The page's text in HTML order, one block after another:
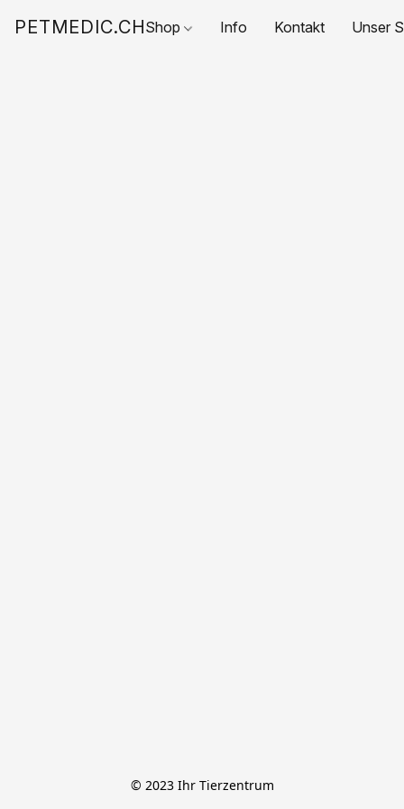
PETMEDIC.CHShop Info Kontakt Unser
© 2023 Ihr Tierzentrum